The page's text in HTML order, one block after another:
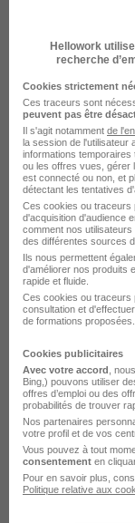
Chef de
Crit
Sevran - 93
Voir l’offre
Chef de
EPIDE -
Aisne - 02
Voir l’offre
Hellowork
recherche
Cookies strictement
Ces traceurs sont
peuvent pas être
Il s'agit notamment de
la session de l'utilisateur
informations
ou les offres vues, gérer
est connecté ou non, et
détectant les tentatives
Ces cookies ou traceurs
d'acquisition d'audience
comment nos
des différentes sources
Ils nous permettent
d'améliorer nos produits
rapide et fluide.
Ces cookies ou traceurs
consultation et
de formations proposées.
Cookies publicitaires
Avec votre accord ,
Bing,) pouvons utiliser
offres d’emploi ou des
probabilités de trouver
Nos partenaires
votre profil et de vos
Vous pouvez à tout
consentement en
Pour en savoir plus,
Politique relative aux